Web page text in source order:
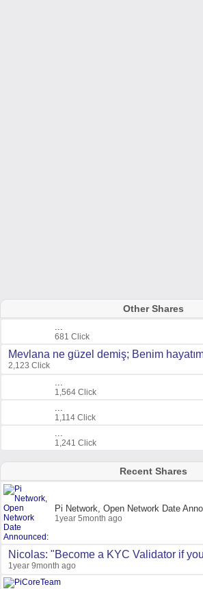
Other Shares
...
681 Click
Mevlana ne güzel demiş; Benim
2,123 Click
...
1,564 Click
...
1,114 Click
...
1,241 Click
Recent Shares
Pi Network, Open Network Date
1year 5month ago
Nicolas: "Become a KYC Validator if
1year 9month ago